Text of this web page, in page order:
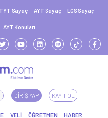
TYT Sayaç AYT Sayaç LGS Sayaç
AYT Konuları
GIRIŞ YAP KAYIT OL